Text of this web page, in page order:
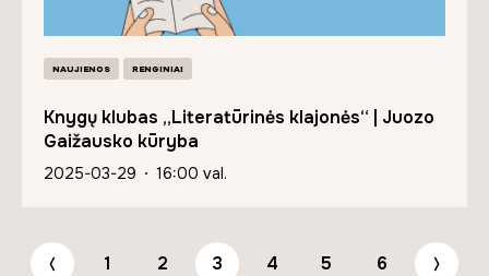
NAUJIENOS RENGINIAI
Knygų klubas „Literatūrinės klajonės“ | Juozo
Gaižausko kūryba
2025-03-29 16:00 val.
1 2 3 4 5 6